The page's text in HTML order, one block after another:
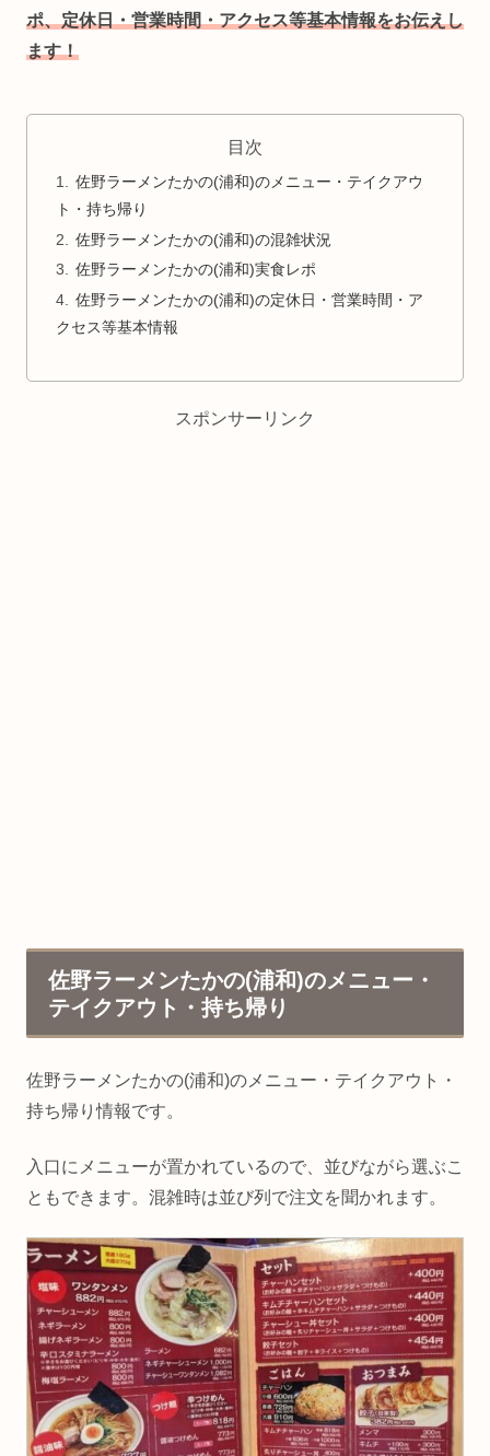
ポ、定休日・営業時間・アクセス等基本情報をお伝えし
ます！
目次
佐野ラーメンたかの(浦和)のメニュー・テイクアウ
ト・持ち帰り
佐野ラーメンたかの(浦和)の混雑状況
佐野ラーメンたかの(浦和)実食レポ
佐野ラーメンたかの(浦和)の定休日・営業時間・ア
クセス等基本情報
スポンサーリンク
佐野ラーメンたかの(浦和)のメニュー・
テイクアウト・持ち帰り
佐野ラーメンたかの(浦和)のメニュー・テイクアウト・
持ち帰り情報です。
入口にメニューが置かれているので、並びながら選ぶこ
ともできます。混雑時は並び列で注文を聞かれます。